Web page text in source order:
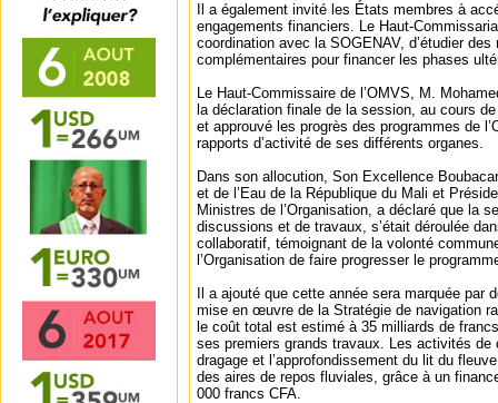
Il a également invité les États membres à
engagements financiers. Le Haut-
coordination avec la SOGENAV, d’étudier
complémentaires pour financer les phases
Le Haut-Commissaire de l’OMVS, M.
la déclaration finale de la session, au cours
et approuvé les progrès des programmes de
rapports d’activité de ses différents organes.
Dans son allocution, Son Excellence
et de l’Eau de la République du Mali et
Ministres de l’Organisation, a déclaré que la
discussions et de travaux, s’était déroulée
collaboratif, témoignant de la volonté
l’Organisation de faire progresser le
Il a ajouté que cette année sera marquée par
mise en œuvre de la Stratégie de navigation
le coût total est estimé à 35 milliards de
ses premiers grands travaux. Les activités de
dragage et l’approfondissement du lit du
des aires de repos fluviales, grâce à un
000 francs CFA.